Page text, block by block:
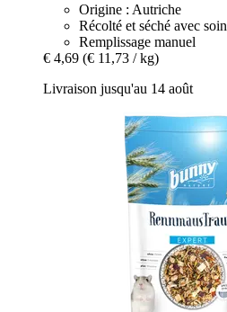
Origine : Autriche
Récolté et séché avec soin
Remplissage manuel
€ 4,69 (€ 11,73 / kg)
Livraison jusqu'au 14 août